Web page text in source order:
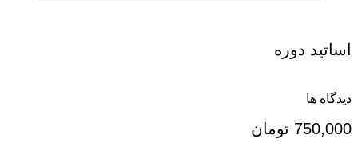
اساتید دوره
دیدگاه ها
750,000 تومان